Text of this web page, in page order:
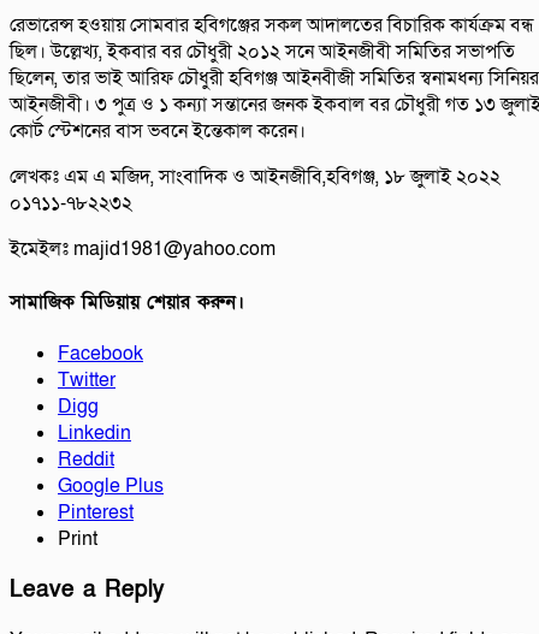
রেভারেন্স হওয়ায় সোমবার হবিগঞ্জের সকল আদালতের বিচারিক কার্যক্রম বন্ধ
ছিল। উল্লেখ্য, ইকবার বর চৌধুরী ২০১২ সনে আইনজীবী সমিতির সভাপতি
ছিলেন, তার ভাই আরিফ চৌধুরী হবিগঞ্জ আইনবীজী সমিতির স্বনামধন্য সিনিয়র
আইনজীবী। ৩ পুত্র ও ১ কন্যা সন্তানের জনক ইকবাল বর চৌধুরী গত ১৩
কোর্ট স্টেশনের বাস ভবনে ইন্তেকাল করেন।
লেখকঃ এম এ মজিদ, সাংবাদিক ও আইনজীবি,হবিগঞ্জ, ১৮ জুলাই ২০২২
০১৭১১-৭৮২২৩২
ইমেইলঃ majid1981@yahoo.com
সামাজিক মিডিয়ায় শেয়ার করুন।
Facebook
Twitter
Digg
Linkedin
Reddit
Google Plus
Pinterest
Print
Leave a Reply